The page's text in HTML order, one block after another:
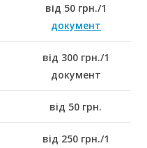
від 50 грн./1
документ
від 300 грн./1
документ
від 50 грн.
від 250 грн./1